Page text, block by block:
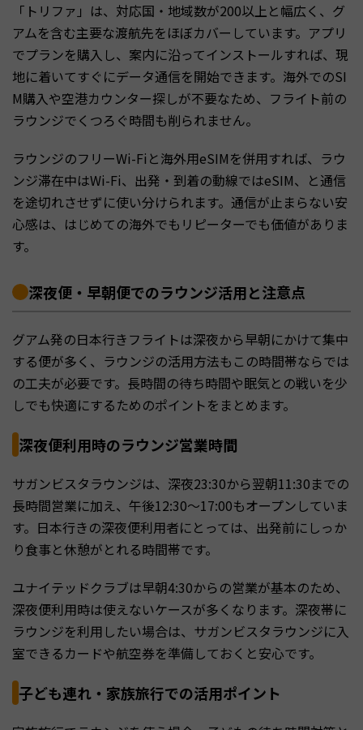
「トリファ」は、対応国・地域数が200以上と幅広く、グ
アムを含む主要な渡航先をほぼカバーしています。アプリ
でプランを購入し、案内に沿ってインストールすれば、現
地に着いてすぐにデータ通信を開始できます。海外でのSI
M購入や空港カウンター探しが不要なため、フライト前の
ラウンジでくつろぐ時間も削られません。
ラウンジのフリーWi-Fiと海外用eSIMを併用すれば、ラウ
ンジ滞在中はWi-Fi、出発・到着の動線ではeSIM、と通信
を途切れさせずに使い分けられます。通信が止まらない安
心感は、はじめての海外でもリピーターでも価値がありま
す。
深夜便・早朝便でのラウンジ活用と注意点
グアム発の日本行きフライトは深夜から早朝にかけて集中
する便が多く、ラウンジの活用方法もこの時間帯ならでは
の工夫が必要です。長時間の待ち時間や眠気との戦いを少
しでも快適にするためのポイントをまとめます。
深夜便利用時のラウンジ営業時間
サガンビスタラウンジは、深夜23:30から翌朝11:30までの
長時間営業に加え、午後12:30〜17:00もオープンしていま
す。日本行きの深夜便利用者にとっては、出発前にしっか
り食事と休憩がとれる時間帯です。
ユナイテッドクラブは早朝4:30からの営業が基本のため、
深夜便利用時は使えないケースが多くなります。深夜帯に
ラウンジを利用したい場合は、サガンビスタラウンジに入
室できるカードや航空券を準備しておくと安心です。
子ども連れ・家族旅行での活用ポイント